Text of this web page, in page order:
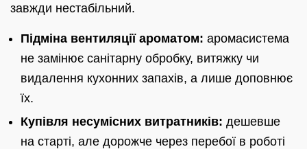
завжди нестабільний.
Підміна вентиляції ароматом: аромасистема
не замінює санітарну обробку, витяжку чи
видалення кухонних запахів, а лише доповнює
їх.
Купівля несумісних витратників: дешевше
на старті, але дорожче через перебої в роботі